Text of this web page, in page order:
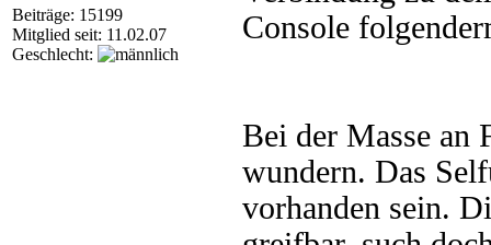
Beiträge: 15199
Mitglied seit: 11.02.07
Geschlecht:
Console
Bei der Masse an
wundern. Das
vorhanden sein.